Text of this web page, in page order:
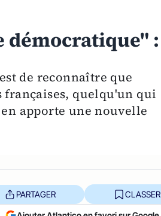
démocratique" :
de reconnaître que
françaises, quelqu'un qui
apporte une nouvelle
PARTAGER CLASSER